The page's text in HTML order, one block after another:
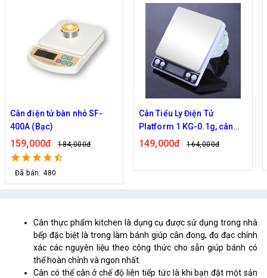
Cân điện tử bàn nhỏ SF-
400A (Bạc)
159,000đ 184,000đ
Đã bán: 480
Cân Tiểu Ly Điện Tử
Platform 1 KG-0.1g, cân
nhà bếp, cân thực phẩm,
149,000đ 164,000đ
Cân thực phẩm kitchen là dụng cụ được sử dụng trong nhà
bếp đặc biệt là trong làm bánh giúp cân đong, đo đạc chính
xác các nguyên liệu theo công thức cho sẵn giúp bánh có
thể hoàn chỉnh và ngon nhất.
Cân có thể cân ở chế độ liên tiếp tức là khi bạn đặt một sản